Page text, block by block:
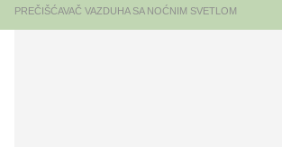
PREČIŠĆAVAČ VAZDUHA SA NOĆNIM SVETLOM